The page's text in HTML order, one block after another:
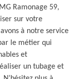
Ramonage 59,
sur votre
à notre service
le métier qui
et
un tubage et